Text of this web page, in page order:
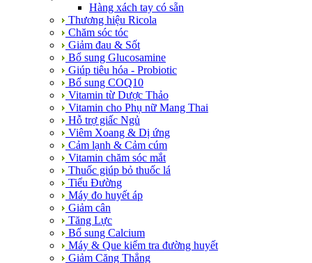
Hàng xách tay có sẵn
Thương hiệu Ricola
Chăm sóc tóc
Giảm đau & Sốt
Bổ sung Glucosamine
Giúp tiêu hóa - Probiotic
Bổ sung COQ10
Vitamin từ Dược Thảo
Vitamin cho Phụ nữ Mang Thai
Hỗ trợ giấc Ngủ
Viêm Xoang & Dị ứng
Cảm lạnh & Cảm cúm
Vitamin chăm sóc mắt
Thuốc giúp bỏ thuốc lá
Tiểu Đường
Máy đo huyết áp
Giảm cân
Tăng Lực
Bổ sung Calcium
Máy & Que kiểm tra đường huyết
Giảm Căng Thẳng